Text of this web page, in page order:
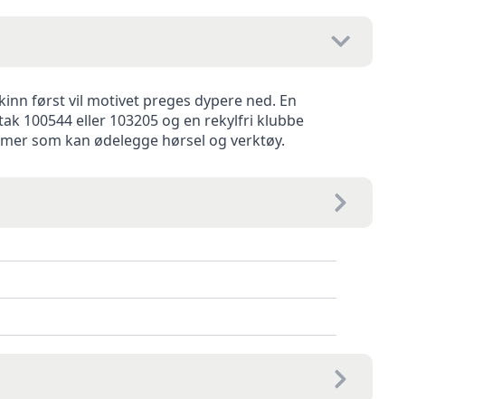
først vil motivet preges dypere ned. En
100544 eller 103205 og en rekylfri klubbe
som kan ødelegge hørsel og verktøy.